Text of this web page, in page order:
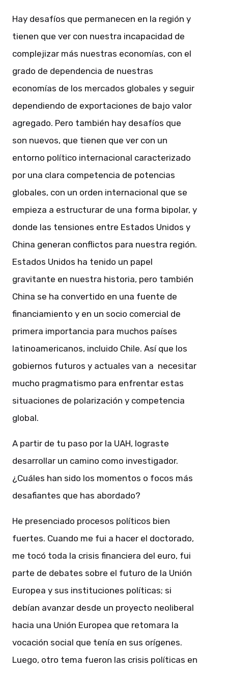
Hay desafíos que permanecen en la región y
tienen que ver con nuestra incapacidad de
complejizar más nuestras economías, con el
grado de dependencia de nuestras
economías de los mercados globales y seguir
dependiendo de exportaciones de bajo valor
agregado. Pero también hay desafíos que
son nuevos, que tienen que ver con un
entorno político internacional caracterizado
por una clara competencia de potencias
globales, con un orden internacional que se
empieza a estructurar de una forma bipolar, y
donde las tensiones entre Estados Unidos y
China generan conflictos para nuestra región.
Estados Unidos ha tenido un papel
gravitante en nuestra historia, pero también
China se ha convertido en una fuente de
financiamiento y en un socio comercial de
primera importancia para muchos países
latinoamericanos, incluido Chile. Así que los
gobiernos futuros y actuales van a necesitar
mucho pragmatismo para enfrentar estas
situaciones de polarización y competencia
global.
A partir de tu paso por la UAH, lograste
desarrollar un camino como investigador.
¿Cuáles han sido los momentos o focos más
desafiantes que has abordado?
He presenciado procesos políticos bien
fuertes. Cuando me fui a hacer el doctorado,
me tocó toda la crisis financiera del euro, fui
parte de debates sobre el futuro de la Unión
Europea y sus instituciones políticas; si
debían avanzar desde un proyecto neoliberal
hacia una Unión Europea que retomara la
vocación social que tenía en sus orígenes.
Luego, otro tema fueron las crisis políticas en